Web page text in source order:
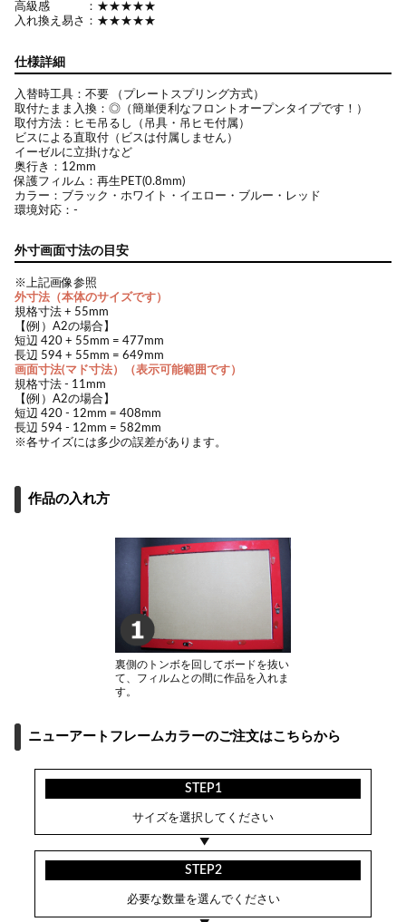
高級感 ：★★★★★
入れ換え易さ：★★★★★
仕様詳細
入替時工具：不要 （プレートスプリング方式）
取付たまま入換：◎（簡単便利なフロントオープンタイプです！）
取付方法：ヒモ吊るし（吊具・吊ヒモ付属）
ビスによる直取付（ビスは付属しません）
イーゼルに立掛けなど
奥行き：12mm
保護フィルム：再生PET(0.8mm)
カラー：ブラック・ホワイト・イエロー・ブルー・レッド
環境対応：-
外寸画面寸法の目安
※上記画像参照
外寸法（本体のサイズです）
規格寸法 + 55mm
【(例）A2の場合】
短辺 420 + 55mm = 477mm
長辺 594 + 55mm = 649mm
画面寸法(マド寸法）（表示可能範囲です）
規格寸法 - 11mm
【(例）A2の場合】
短辺 420 - 12mm = 408mm
長辺 594 - 12mm = 582mm
※各サイズには多少の誤差があります。
作品の入れ方
裏側のトンボを回してボードを抜い
て、フィルムとの間に作品を入れま
す。
ニューアートフレームカラーのご注文はこちらから
STEP1
サイズを選択してください
STEP2
必要な数量を選んでください